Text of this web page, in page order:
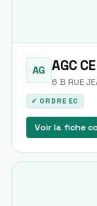
AG AGC
6 B RUE
✓ ORDRE EC
Voir la fiche